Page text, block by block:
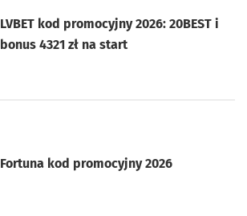
LVBET kod promocyjny 2026: 20BEST i
bonus 4321 zł na start
Fortuna kod promocyjny 2026